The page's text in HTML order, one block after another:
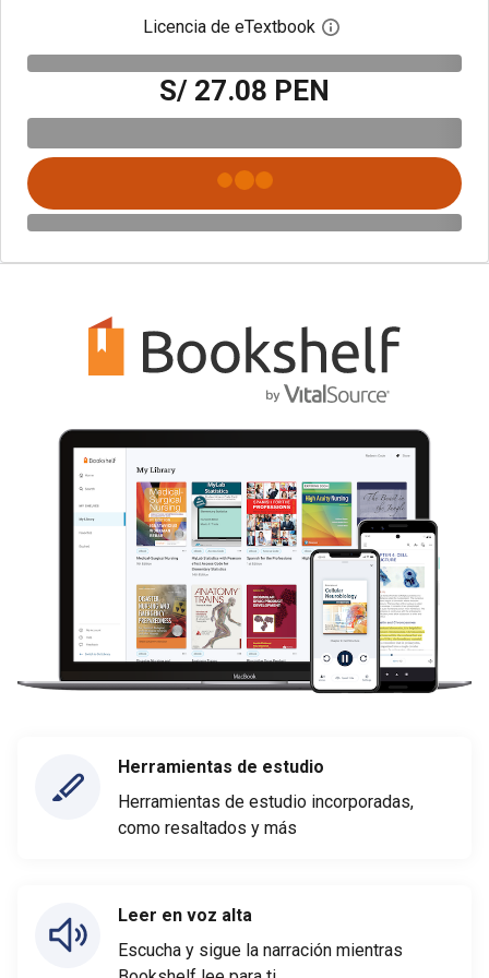
Licencia de eTextbook Abre el cuadro de
S/ 27.08 PEN
Herramientas de estudio
Herramientas de estudio incorporadas,
como resaltados y más
Leer en voz alta
Escucha y sigue la narración mientras